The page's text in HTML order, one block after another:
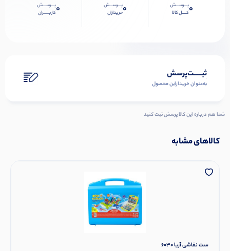
0پـــرســـش
کــــل کالا
0پـــرســـش
خریداران
0پـــرســـش
کاربـــــران
ثبـــــت‌پرسش
به‌عنوان ‌خریدار‌این‌ محصول
شما هم درباره این کالا پرسش ثبت کنید
کالاهای مشابه
ست نقاشی آریا 6030